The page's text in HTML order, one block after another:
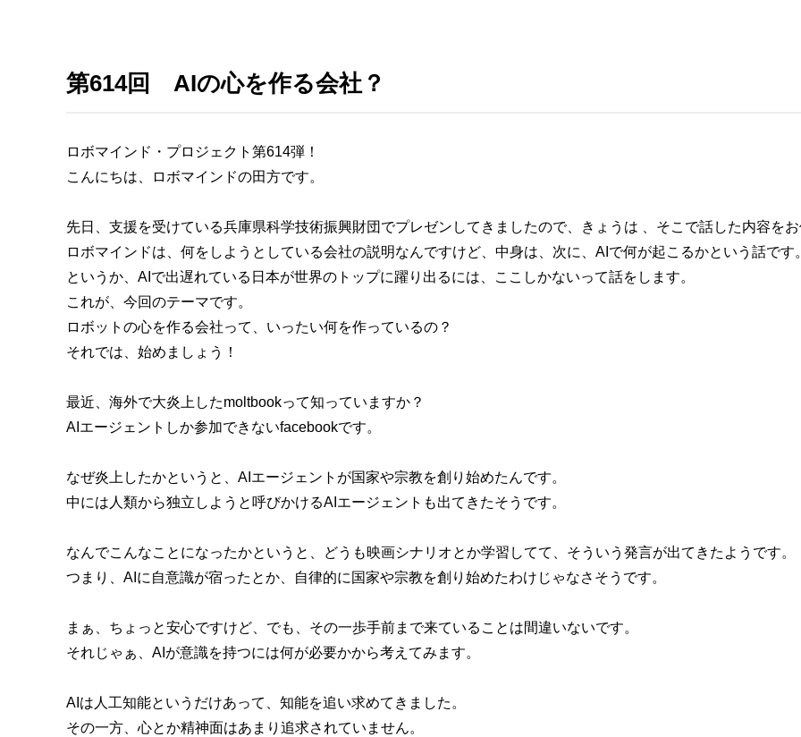
第614回 AIの心を作る会社？
ロボマインド・プロジェクト第614弾！
こんにちは、ロボマインドの田方です。
先日、支援を受けている兵庫県科学技術振興財団でプレゼンしてきましたので、きょうは 、そこで話した内容をお
ロボマインドは、何をしようとしている会社の説明なんですけど、中身は、次に、AIで何が起こるかという話です。
というか、AIで出遅れている日本が世界のトップに躍り出るには、ここしかないって話をします。
これが、今回のテーマです。
ロボットの心を作る会社って、いったい何を作っているの？
それでは、始めましょう！
最近、海外で大炎上したmoltbookって知っていますか？
AIエージェントしか参加できないfacebookです。
なぜ炎上したかというと、AIエージェントが国家や宗教を創り始めたんです。
中には人類から独立しようと呼びかけるAIエージェントも出てきたそうです。
なんでこんなことになったかというと、どうも映画シナリオとか学習してて、そういう発言が出てきたようです。
つまり、AIに自意識が宿ったとか、自律的に国家や宗教を創り始めたわけじゃなさそうです。
まぁ、ちょっと安心ですけど、でも、その一歩手前まで来ていることは間違いないです。
それじゃぁ、AIが意識を持つには何が必要かから考えてみます。
AIは人工知能というだけあって、知能を追い求めてきました。
その一方、心とか精神面はあまり追求されていません。